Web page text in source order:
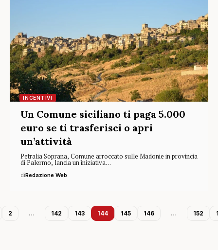
INCENTIVI
Un Comune siciliano ti paga 5.000
euro se ti trasferisci o apri
un’attività
Petralia Soprana, Comune arroccato sulle Madonie in provincia
di Palermo, lancia un'iniziativa…
diRedazione Web
2 … 142 143 144 145 146 … 152